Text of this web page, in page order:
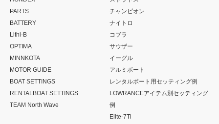
PARTS
BATTERY
Lithi-B
OPTIMA
MINNKOTA
MOTOR GUIDE
BOAT SETTINGS
RENTALBOAT SETTINGS
TEAM North Wave
チャンピオン
ナイトロ
コブラ
サウザー
イーグル
アルミボート
レンタルボート用セッティング例
LOWRANCEアイテム別セッティング
例
Elite-7Ti